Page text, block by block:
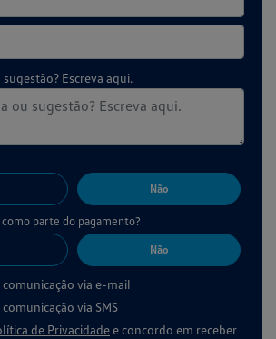
Escreva aqui.
Não
parte do pagamento?
Não
via e-mail
via SMS
de Privacidadee concordo em receber